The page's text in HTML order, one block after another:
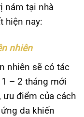
nám tại nhà
hiện nay:
nhiên
nhiên sẽ có tác
– 2 tháng mới
ưu điểm của cách
da khiến